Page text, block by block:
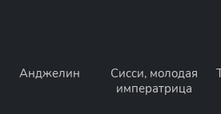
Анджелин
Сисси, молодая
императрица